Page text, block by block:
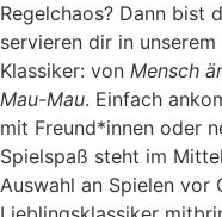
Regelchaos? Dann bist
servieren dir in
Klassiker: von Mensch
Mau-Mau. Einfach
mit Freund*innen oder
Spielspaß steht im
Auswahl an Spielen vor